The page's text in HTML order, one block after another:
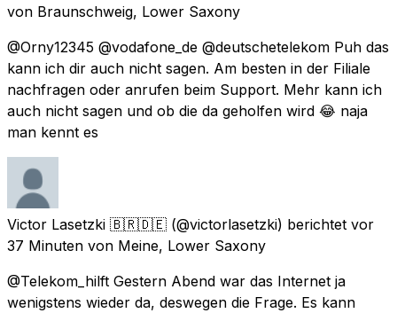
von Braunschweig, Lower Saxony
@Orny12345 @vodafone_de @deutschetelekom Puh das
kann ich dir auch nicht sagen. Am besten in der Filiale
nachfragen oder anrufen beim Support. Mehr kann ich
auch nicht sagen und ob die da geholfen wird 😂 naja
man kennt es
Victor Lasetzki 🇧🇷🇩🇪 (@victorlasetzki) berichtet vor
37 Minuten von Meine, Lower Saxony
@Telekom_hilft Gestern Abend war das Internet ja
wenigstens wieder da, deswegen die Frage. Es kann